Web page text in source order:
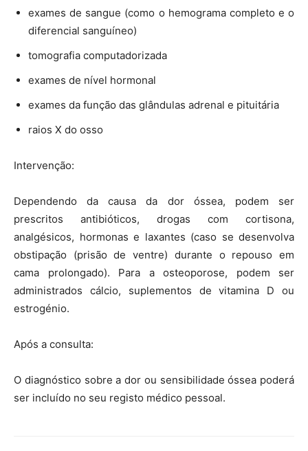
exames de sangue (como o hemograma completo e o
diferencial sanguíneo)
tomografia computadorizada
exames de nível hormonal
exames da função das glândulas adrenal e pituitária
raios X do osso
Intervenção:
Dependendo da causa da dor óssea, podem ser
prescritos antibióticos, drogas com cortisona,
analgésicos, hormonas e laxantes (caso se desenvolva
obstipação (prisão de ventre) durante o repouso em
cama prolongado). Para a osteoporose, podem ser
administrados cálcio, suplementos de vitamina D ou
estrogénio.
Após a consulta:
O diagnóstico sobre a dor ou sensibilidade óssea poderá
ser incluído no seu registo médico pessoal.